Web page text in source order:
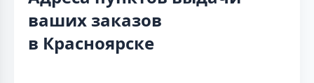
ваших заказов
в Красноярске